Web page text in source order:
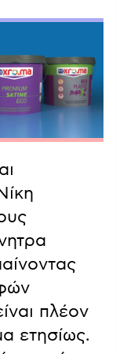
πλέον
ετησίως.